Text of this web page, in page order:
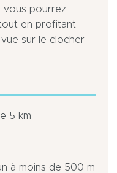
vous pourrez
en profitant
sur le clocher
5 km
à moins de 500 m